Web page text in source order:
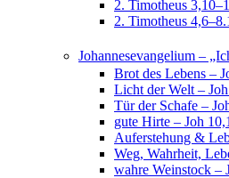
2. Timotheus
2. Timotheus
Johannesevangelium –
Brot des Lebens –
Licht der Welt –
Tür der Schafe –
gute Hirte – Joh
Auferstehung &
Weg, Wahrheit,
wahre Weinstock –